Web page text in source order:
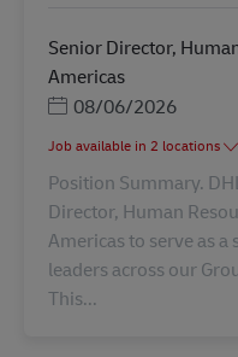
Senior Director,
Americas
Posted Date
08/06/2026
Job available in 2 locations
Position Summary.
Director, Human
Americas to serve as
leaders across our
This...